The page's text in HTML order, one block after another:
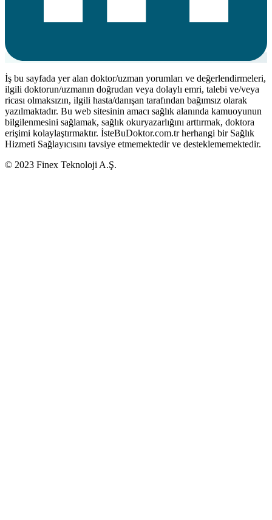
İş bu sayfada yer alan doktor/uzman yorumları ve değerlendirmeleri,
ilgili doktorun/uzmanın doğrudan veya dolaylı emri, talebi ve/veya
ricası olmaksızın, ilgili hasta/danışan tarafından bağımsız olarak
yazılmaktadır. Bu web sitesinin amacı sağlık alanında kamuoyunun
bilgilenmesini sağlamak, sağlık okuryazarlığını arttırmak, doktora
erişimi kolaylaştırmaktır. İsteBuDoktor.com.tr herhangi bir Sağlık
Hizmeti Sağlayıcısını tavsiye etmemektedir ve desteklememektedir.
© 2023 Finex Teknoloji A.Ş.